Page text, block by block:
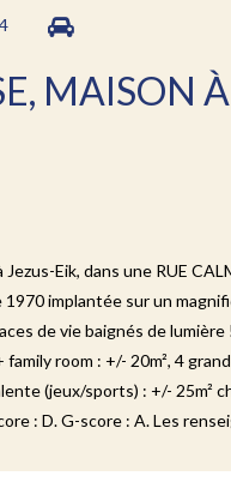
MAISON
Eik, dans une RUE
1970 implantée sur un
de vie baignés de
family room : +/- 20m², 4
(jeux/sports) : +/- 25m²
: D. G-score : A. Les